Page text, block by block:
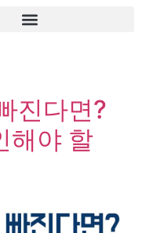
진다면?
해야 할